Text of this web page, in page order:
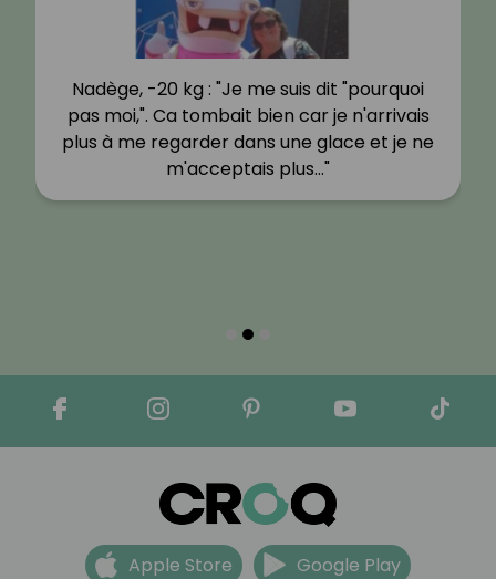
Nadège, -20 kg : "Je me suis dit "pourquoi
pas moi,". Ca tombait bien car je n'arrivais
plus à me regarder dans une glace et je ne
m'acceptais plus…"
Apple Store Google Play